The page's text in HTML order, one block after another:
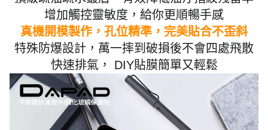
增加觸控靈敏度，給你更順暢手感
真機開模製作，孔位精準，完美貼合不歪斜
特殊防爆設計，萬一摔到破損後不會四處飛散
快速排氣， DIY貼膜簡單又輕鬆